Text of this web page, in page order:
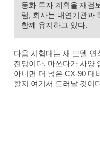
동화 투자 계획을 재검
럼, 회사는 내연기관과
함께 유지하고 있다.
다음 시험대는 새 모델
전망이다. 마쓰다가 사양
아니면 더 넓은 CX-90 대
할지 여기서 드러날 것이